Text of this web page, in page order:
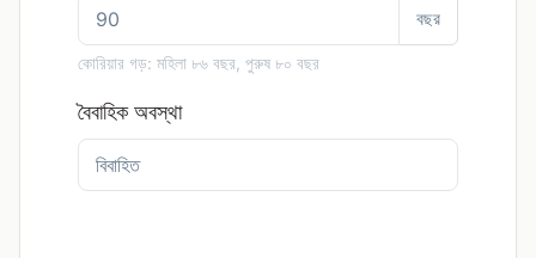
বছর
কোরিয়ার গড়: মহিলা ৮৬ বছর, পুরুষ ৮০ বছর
বৈবাহিক অবস্থা